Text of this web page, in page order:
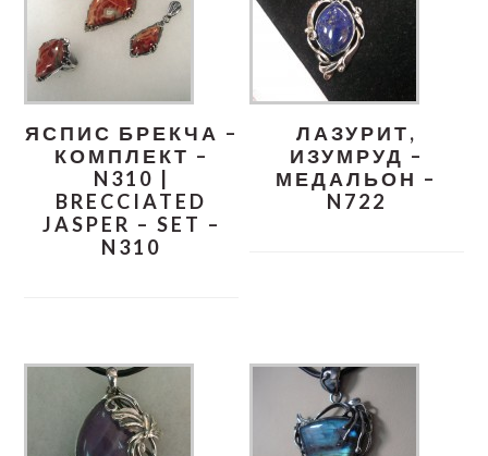
ЯСПИС БРЕКЧА –
КОМПЛЕКТ –
N310 |
BRECCIATED
JASPER – SET –
N310
ЛАЗУРИТ,
ИЗУМРУД –
МЕДАЛЬОН –
N722